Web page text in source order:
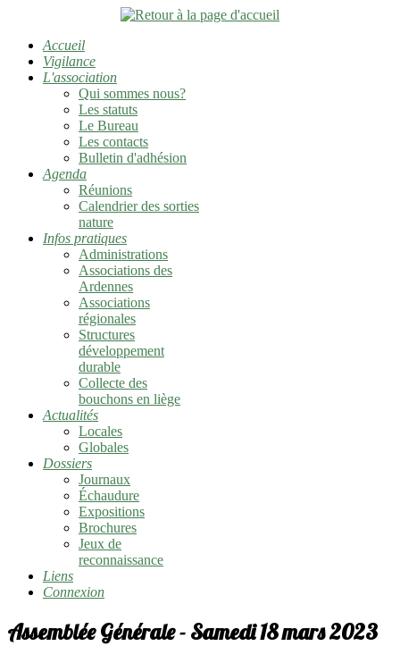
Accueil
Vigilance
L'association
Qui sommes nous?
Les statuts
Le Bureau
Les contacts
Bulletin d'adhésion
Agenda
Réunions
Calendrier des sorties
nature
Infos pratiques
Administrations
Associations des
Ardennes
Associations
régionales
Structures
développement
durable
Collecte des
bouchons en liège
Actualités
Locales
Globales
Dossiers
Journaux
Échaudure
Expositions
Brochures
Jeux de
reconnaissance
Liens
Connexion
Assemblée Générale - Samedi 18 mars 2023